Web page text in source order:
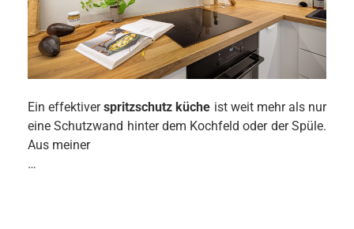
Ein effektiverspritzschutz küche ist weit mehr als nur
eine Schutzwand hinter dem Kochfeld oder der Spüle.
Aus meiner
…